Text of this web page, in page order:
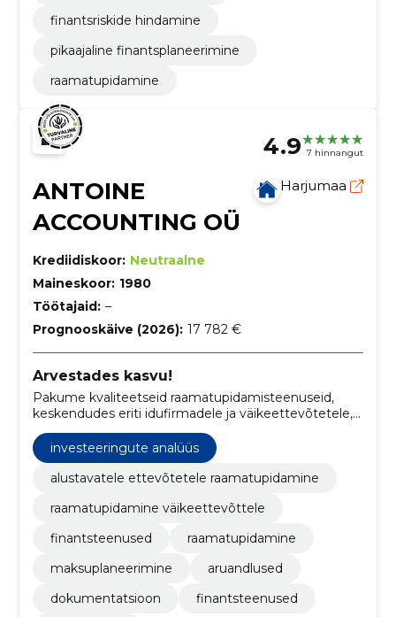
finantsriskide hindamine
pikaajaline finantsplaneerimine
raamatupidamine
4.9 7 hinnangut
ANTOINE
ACCOUNTING OÜ
Harjumaa
Krediidiskoor: Neutraalne
Maineskoor: 1980
Töötajaid: –
Prognooskäive (2026): 17 782 €
Arvestades kasvu!
Pakume kvaliteetseid raamatupidamisteenuseid,
keskendudes eriti idufirmadele ja väikeettevõtetele,
investeeringute analüüs
alustavatele ettevõtetele raamatupidamine
raamatupidamine väikeettevõttele
finantsteenused
raamatupidamine
maksuplaneerimine
aruandlused
dokumentatsioon
finantsteenused